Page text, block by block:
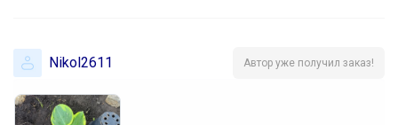
Nikol2611 Автор уже получил заказ!